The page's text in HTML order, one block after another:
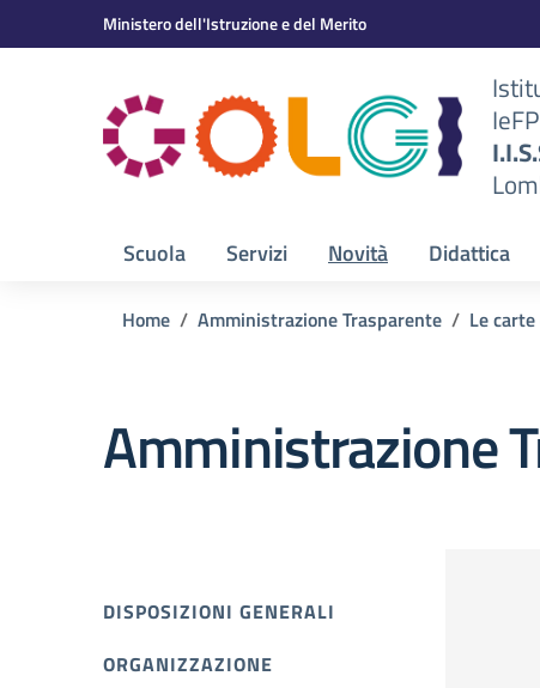
Vai ai contenuti
Vai al menu di navigazioneMinistero dell'Istruzione e del Merito
IeFP
Scuola Servizi Novità Didattica
Home Amministrazione Trasparente Le
Amministrazione
DISPOSIZIONI GENERALI
ORGANIZZAZIONE